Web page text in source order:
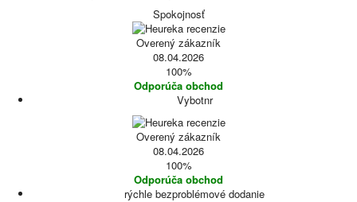
Spokojnosť
Overený zákazník
08.04.2026
100%
Odporúča obchod
Vybotnr
Overený zákazník
08.04.2026
100%
Odporúča obchod
rýchle bezproblémové dodanie